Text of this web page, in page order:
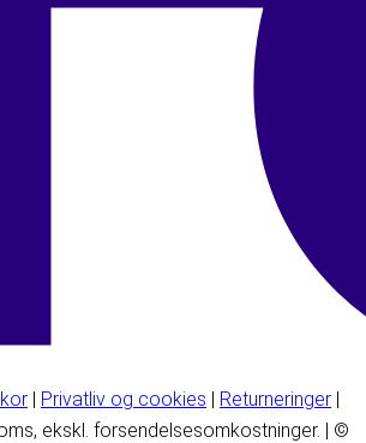
| Privatliv og cookies | Returneringer |
ekskl. forsendelsesomkostninger. | ©